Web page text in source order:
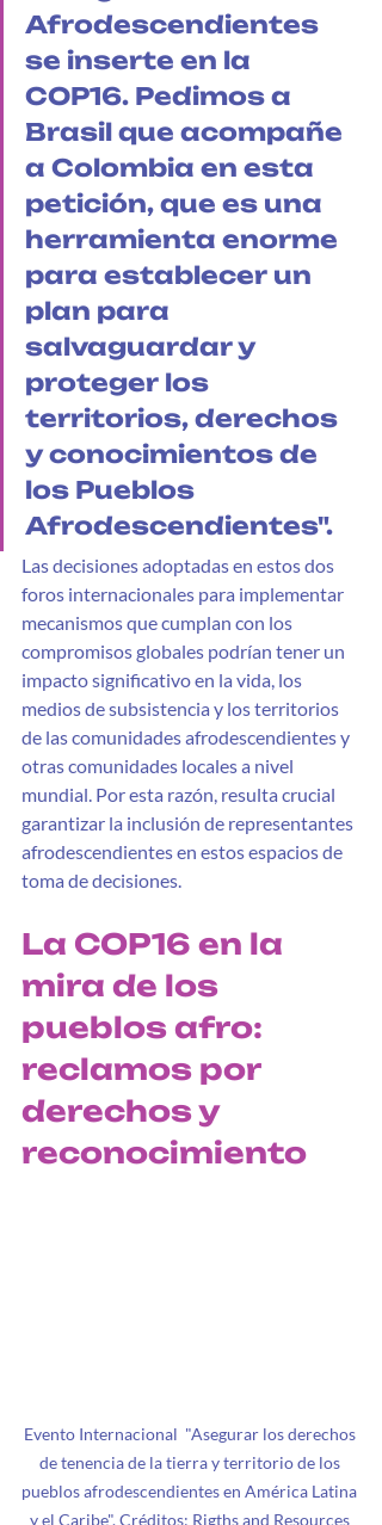
Afrodescendientes
se inserte en la
COP16. Pedimos a
Brasil que acompañe
a Colombia en esta
petición, que es una
herramienta enorme
para establecer un
plan para
salvaguardar y
proteger los
territorios, derechos
y conocimientos de
los Pueblos
Afrodescendientes".
Las decisiones adoptadas en estos dos
foros internacionales para implementar
mecanismos que cumplan con los
compromisos globales podrían tener un
impacto significativo en la vida, los
medios de subsistencia y los territorios
de las comunidades afrodescendientes y
otras comunidades locales a nivel
mundial. Por esta razón, resulta crucial
garantizar la inclusión de representantes
afrodescendientes en estos espacios de
toma de decisiones.
La COP16 en la
mira de los
pueblos afro:
reclamos por
derechos y
reconocimiento
Evento Internacional  "Asegurar los derechos
de tenencia de la tierra y territorio de los
pueblos afrodescendientes en América Latina
y el Caribe". Créditos: Rigths and Resources